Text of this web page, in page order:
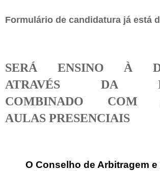
Formulário de candidatura já está
SERÁ ENSINO À
ATRAVÉS DA
COMBINADO COM
AULAS PRESENCIAIS
O Conselho de Arbitragem e